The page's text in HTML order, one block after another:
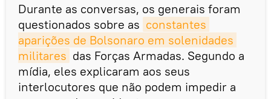
Durante as conversas, os generais foram
questionados sobre as constantes
aparições de Bolsonaro em solenidades
militares das Forças Armadas. Segundo a
mídia, eles explicaram aos seus
interlocutores que não podem impedir a